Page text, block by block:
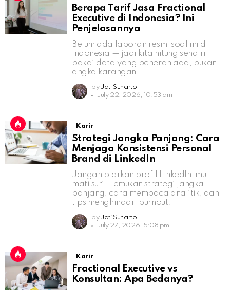
Berapa Tarif Jasa Fractional
Executive di Indonesia? Ini
Penjelasannya
Belum ada laporan resmi soal ini di
Indonesia — jadi kita hitung sendiri
pakai data yang beneran ada, bukan
angka karangan.
by Jati Sunarto
July 22, 2026, 10:53 am
Karir
Strategi Jangka Panjang: Cara
Menjaga Konsistensi Personal
Brand di LinkedIn
Jangan biarkan profil LinkedIn-mu
mati suri. Temukan strategi jangka
panjang, cara membaca analitik, dan
tips menghindari burnout.
by Jati Sunarto
July 27, 2026, 5:08 pm
Karir
Fractional Executive vs
Konsultan: Apa Bedanya?